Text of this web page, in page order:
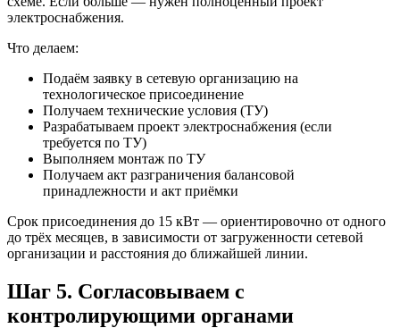
электроснабжения.
Что делаем:
Подаём заявку в сетевую организацию на
технологическое присоединение
Получаем технические условия (ТУ)
Разрабатываем проект электроснабжения (если
требуется по ТУ)
Выполняем монтаж по ТУ
Получаем акт разграничения балансовой
принадлежности и акт приёмки
Срок присоединения до 15 кВт — ориентировочно от одного
до трёх месяцев, в зависимости от загруженности сетевой
организации и расстояния до ближайшей линии.
Шаг 5. Согласовываем с
контролирующими органами